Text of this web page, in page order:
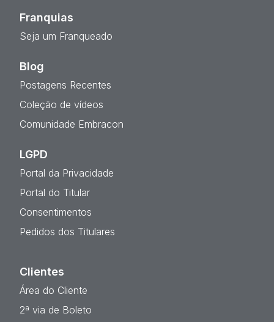
Franquias
Seja um Franqueado
Blog
Postagens Recentes
Coleção de vídeos
Comunidade Embracon
LGPD
Portal da Privacidade
Portal do Titular
Consentimentos
Pedidos dos Titulares
Clientes
Área do Cliente
2ª via de Boleto